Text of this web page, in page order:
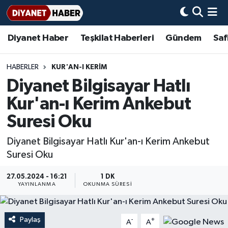
Diyanet Haber Teşkilat Haberleri Gündem
HABERLER KUR'AN-I KERIM
Diyanet Bilgisayar Hatlı
Kur'an-ı Kerim Ankebut
Suresi Oku
Diyanet Bilgisayar Hatlı Kur'an-ı Kerim Ankebut
Suresi Oku
27.05.2024 - 16:21
YAYINLANMA
1 DK
OKUNMA SÜRESI
Paylaş A- A+
Diyanet Haber
Teşkilat Haberleri
Adana Müftülüğü
Adıyaman Müftülüğü
Afyonkarahisar Müftülüğü
Ağrı Müftülüğü
Aksaray Müftülüğü
Antalya Müftülüğü
Gündem
#Keşfet
Bir Ayet
Bir Hikaye
Biyografiler
Dini kavramlar
Diyanet Bilgi
Hadislerle İslam
Basında Bugün
Aile Dergisi
Aylık Dergi
TDV
İmam Hatip Okulları
Başmakale
Hadis-i Şerifler
Hayat Okumaları
Nöbetçi Eczaneler
Hava Durumu
Ankara Namaz Vakitleri
Trafik Durumu
Süper Lig Puan Durumu ve Fikstür
Haber Arşivi